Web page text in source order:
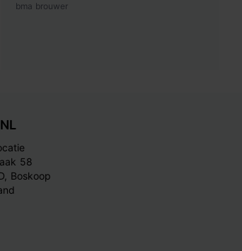
bma brouwer
58
Boskoop